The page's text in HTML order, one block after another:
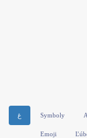
ﻍ Symboly
Emoji